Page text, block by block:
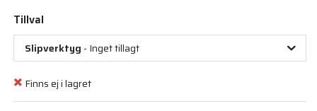
Tillval
Slipverktyg - Inget tillagt
Finns ej i lagret